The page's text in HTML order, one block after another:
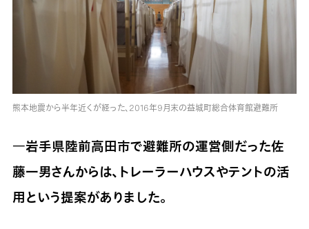
熊本地震から半年近くが経った、2016年9月末の益城町総合体育館避難所
―岩手県陸前高田市で避難所の運営側だった佐
藤一男さんからは、トレーラーハウスやテントの活
用という提案がありました。